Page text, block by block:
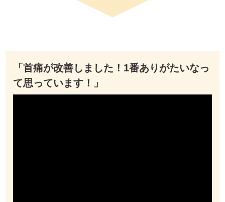
「首痛が改善しました！1番ありがたいなっ
て思っています！」